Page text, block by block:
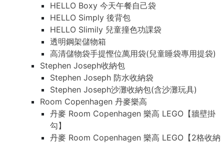
HELLO Boxy 今天午餐自己袋
HELLO Simply 後背包
HELLO Slimily 兒童撞色功課袋
透明鋼架儲物箱
高清儲物袋手提慳位萬用袋(兒童睡袋專用提袋)
Stephen Joseph收納包
Stephen Joseph 防水收納袋
Stephen Joseph沙灘收納包(含沙灘玩具)
Room Copenhagen 丹麥樂高
丹麥 Room Copenhagen 樂高 LEGO【牆壁掛
勾】
丹麥 Room Copenhagen 樂高 LEGO【2格收納